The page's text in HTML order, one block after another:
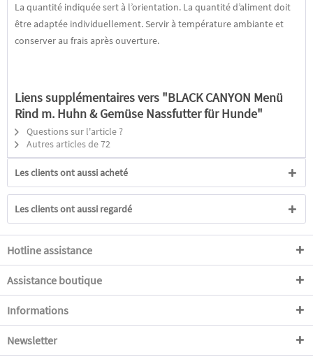
La quantité indiquée sert à l’orientation. La quantité d’aliment doit
être adaptée individuellement. Servir à température ambiante et
conserver au frais après ouverture.
Liens supplémentaires vers "BLACK CANYON Menü
Rind m. Huhn & Gemüse Nassfutter für Hunde"
Questions sur l'article ?
Autres articles de 72
Les clients ont aussi acheté
Les clients ont aussi regardé
Hotline assistance
Assistance boutique
Informations
Newsletter